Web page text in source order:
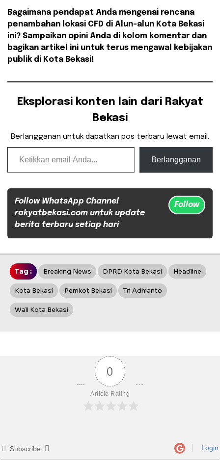
Bagaimana pendapat Anda mengenai rencana
penambahan lokasi CFD di Alun-alun Kota Bekasi
ini? Sampaikan opini Anda di kolom komentar dan
bagikan artikel ini untuk terus mengawal kebijakan
publik di Kota Bekasi!
Eksplorasi konten lain dari Rakyat
Bekasi
Berlangganan untuk dapatkan pos terbaru lewat email.
Ketikkan email Anda...
Berlangganan
Follow WhatsApp Channel
rakyatbekasi.com untuk update
berita terbaru setiap hari
Follow
Tag : Breaking News DPRD Kota Bekasi Headline
Kota Bekasi Pemkot Bekasi Tri Adhianto
Wali Kota Bekasi
0
Article Rating
Subscribe Login